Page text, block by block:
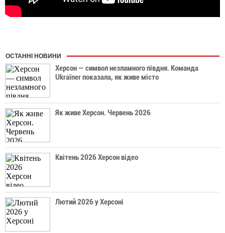
ОСТАННІ НОВИНИ
Херсон — символ незламного півдня. Команда
Ukraїner показала, як живе місто
Як живе Херсон. Червень 2026
Квітень 2026 Херсон відео
Лютий 2026 у Херсоні